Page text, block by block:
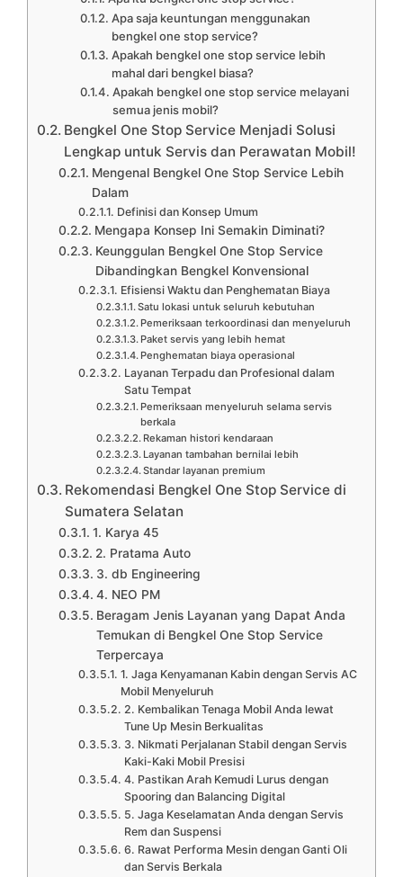
Apa saja keuntungan menggunakan
bengkel one stop service?
Apakah bengkel one stop service lebih
mahal dari bengkel biasa?
Apakah bengkel one stop service melayani
semua jenis mobil?
Bengkel One Stop Service Menjadi Solusi
Lengkap untuk Servis dan Perawatan Mobil!
Mengenal Bengkel One Stop Service Lebih
Dalam
Definisi dan Konsep Umum
Mengapa Konsep Ini Semakin Diminati?
Keunggulan Bengkel One Stop Service
Dibandingkan Bengkel Konvensional
Efisiensi Waktu dan Penghematan Biaya
Satu lokasi untuk seluruh kebutuhan
Pemeriksaan terkoordinasi dan menyeluruh
Paket servis yang lebih hemat
Penghematan biaya operasional
Layanan Terpadu dan Profesional dalam
Satu Tempat
Pemeriksaan menyeluruh selama servis
berkala
Rekaman histori kendaraan
Layanan tambahan bernilai lebih
Standar layanan premium
Rekomendasi Bengkel One Stop Service di
Sumatera Selatan
1. Karya 45
2. Pratama Auto
3. db Engineering
4. NEO PM
Beragam Jenis Layanan yang Dapat Anda
Temukan di Bengkel One Stop Service
Terpercaya
1. Jaga Kenyamanan Kabin dengan Servis AC
Mobil Menyeluruh
2. Kembalikan Tenaga Mobil Anda lewat
Tune Up Mesin Berkualitas
3. Nikmati Perjalanan Stabil dengan Servis
Kaki-Kaki Mobil Presisi
4. Pastikan Arah Kemudi Lurus dengan
Spooring dan Balancing Digital
5. Jaga Keselamatan Anda dengan Servis
Rem dan Suspensi
6. Rawat Performa Mesin dengan Ganti Oli
dan Servis Berkala